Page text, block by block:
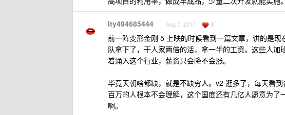
lty494685444 Aug 7, 2017 8
前一阵变形金刚 5 上映的时候看到一篇文章，讲的是
队拿下了，干人家两倍的活，拿一半的工资。这些人
着涌入这个行业，薪资只会降不会涨。
毕竟天朝啥都缺，就是不缺穷人。v2 逛多了，每天看
百万的人根本不会理解，这个国度还有几亿人愿意为
啊。